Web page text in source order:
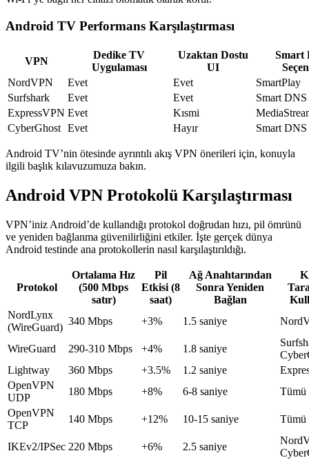
Android TV Performans Karşılaştırması
VPN
Dedike TV
Uygulaması
Uzaktan Dostu
UI
Smart
NordVPN
Evet Evet
SmartPlay
Surfshark
Evet Evet
Smart DNS
ExpressVPN Evet Kısmi
CyberGhost Evet Hayır Smart DNS
Android TV’nin ötesinde ayrıntılı akış VPN önerileri için, konuyla
ilgili başlık kılavuzumuza bakın.
Android VPN Protokolü Karşılaştırması
VPN’iniz Android’de kullandığı protokol doğrudan hızı, pil ömrünü
ve yeniden bağlanma güvenilirliğini etkiler. İşte gerçek dünya
Android testinde ana protokollerin nasıl karşılaştırıldığı.
Protokol
Ortalama Hız
(500 Mbps
satır)
Pil
Etkisi (8
saat)
Ağ Anahtarından
Sonra Yeniden
Bağlan
NordLynx
(WireGuard)
340 Mbps +3% 1.5 saniye
WireGuard 290-310 Mbps +4% 1.8 saniye
Lightway
360 Mbps +3.5% 1.2 saniye
OpenVPN
UDP
180 Mbps +8% 6-8 saniye
Tümü
OpenVPN
TCP
140 Mbps +12% 10-15 saniye Tümü
IKEv2/IPSec 220 Mbps +6% 2.5 saniye